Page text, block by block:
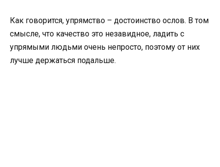
Как говорится, упрямство – достоинство ослов. В том
смысле, что качество это незавидное, ладить с
упрямыми людьми очень непросто, поэтому от них
лучше держаться подальше.